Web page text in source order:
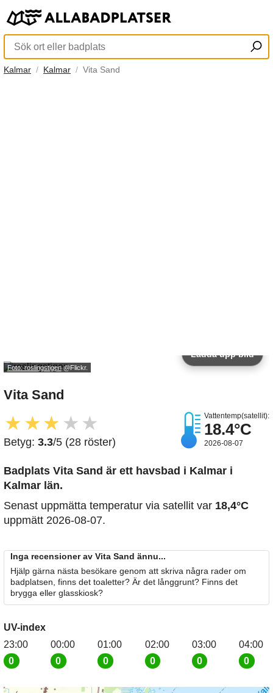
Kalmar Kalmar Vita Sand
Foto: roslingstigen@Flickr.
Ladda upp bild
Vita Sand
★ ★★ ★ ★
Betyg: 3.3/5 (28 röster)
Vattentemp(satellit):
18.4°C
2026-08-07
Badplats Vita Sand är ett havsbad i Kalmar i
Kalmar län.
Senast uppmätta temperatur via satellit var 18,4°C
uppmätt 2026-08-07.
Inga recensioner av Vita Sand ännu...
Hjälp gärna nästa besökare genom att skriva några rader om
badplatsen, finns det toaletter? Är det långgrunt? Finns det
brygga eller glasskiosk?
UV-index
23:00
0
00:00
0
01:00
0
02:00
0
03:00
0
04:00
0